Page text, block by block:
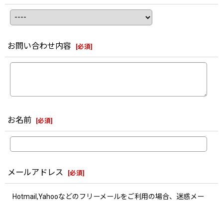
お問い合わせ内容 [必須]
お名前 [必須]
メールアドレス [必須]
Hotmail,Yahooなどのフリーメールをご利用の場合、迷惑メー